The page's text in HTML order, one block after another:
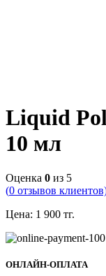
Liquid
10 мл
Оценка 0 из 5
(0 отзывов
Цена: 1 900 тг.
ОНЛАЙН-ОПЛАТА